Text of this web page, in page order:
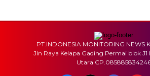
PT.INDONESIA MONITORING NEWS
Jln Raya Kelapa Gading Permai blok J1
Utara